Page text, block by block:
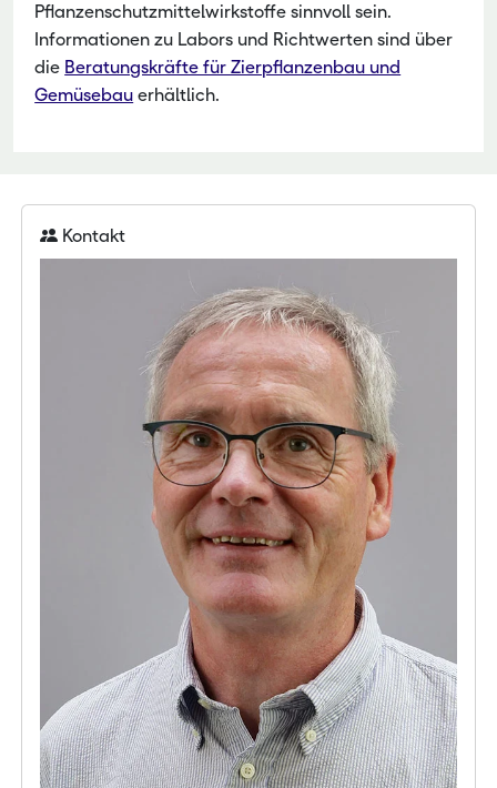
Pflanzenschutzmittelwirkstoffe sinnvoll sein.
Informationen zu Labors und Richtwerten sind über
die Beratungskräfte für Zierpflanzenbau und
Gemüsebau erhältlich.
Kontakt